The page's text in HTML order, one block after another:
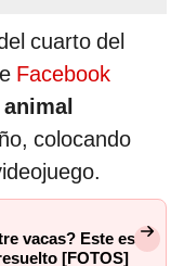
cuarto del
Facebook
animal
colocando
vacas? Este es
[FOTOS]